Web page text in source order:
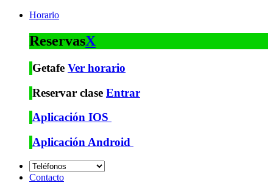
Horario
ReservasX
Getafe Ver horario
Reservar clase Entrar
Aplicación IOS
Aplicación Android
Contacto